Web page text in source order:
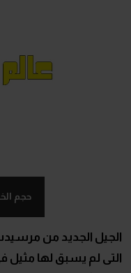
حجم
التى لم يسبق لها مثيل